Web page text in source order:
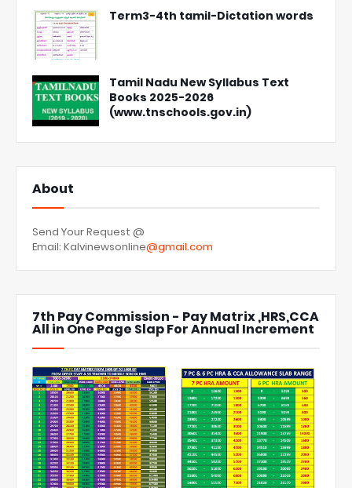
Term3-4th tamil-Dictation words
Tamil Nadu New Syllabus Text
Books 2025-2026
(www.tnschools.gov.in)
About
Send Your Request @
Email: Kalvinewsonline@gmail.com
7th Pay Commission - Pay Matrix ,HRS,CCA
All in One Page Slap For Annual Increment